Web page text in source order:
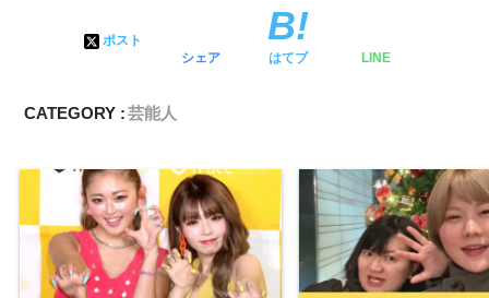
ポスト
シェア
はてブ LINE
CATEGORY :芸能人